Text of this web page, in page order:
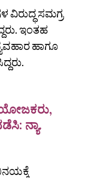
ವಿರುದ್ಧ ಸಮಗ್ರ
ಇಂತಹ
ಹಾಗೂ
ನ್ಯಾ.